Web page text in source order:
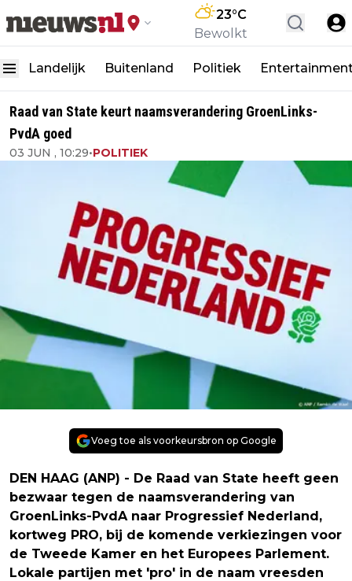
23°C
Bewolkt
Landelijk Buitenland Politiek
Raad van State keurt naamsverandering GroenLinks-
PvdA goed
03 JUN , 10:29•POLITIEK
Voeg toe als voorkeursbron op Google
DEN HAAG (ANP) - De Raad van State heeft geen
bezwaar tegen de naamsverandering van
GroenLinks-PvdA naar Progressief Nederland,
kortweg PRO, bij de komende verkiezingen voor
de Tweede Kamer en het Europees Parlement.
Lokale partijen met 'pro' in de naam vreesden